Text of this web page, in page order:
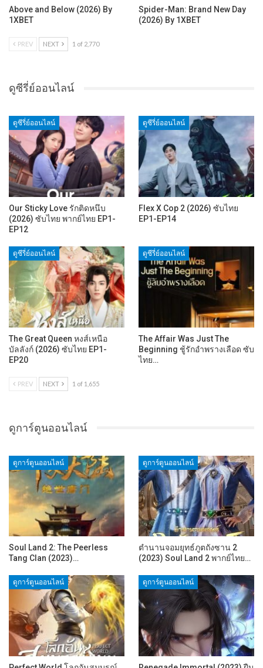
Above and Below (2026) By
1XBET
Spider-Man: Brand New Day
(2026) By 1XBET
PREV NEXT 1 of 2,770
ดูซีรี่ย์ออนไลน์
ดูซีรี่ย์ออนไลน์
Our Sticky Love รักติดหนึบ
(2026) ซับไทย พากย์ไทย EP1-
EP12
ดูซีรี่ย์ออนไลน์
Flex X Cop 2 (2026) ซับไทย
EP1-EP14
ดูซีรี่ย์ออนไลน์
The Great Queen หงส์เหนือ
บัลลังก์ (2026) ซับไทย EP1-
EP20
ดูซีรี่ย์ออนไลน์
The Affair Was Just The
Beginning ชู้รักอำพรางเลือด ซับ
ไทย…
PREV NEXT 1 of 1,655
ดูการ์ตูนออนไลน์
ดูการ์ตูนออนไลน์
Soul Land 2: The Peerless
Tang Clan (2023)…
ดูการ์ตูนออนไลน์
ตำนานจอมยุทธ์ภูตถังซาน 2
(2023) Soul Land 2 พากย์ไทย…
ดูการ์ตูนออนไลน์ ดูการ์ตูนออนไลน์